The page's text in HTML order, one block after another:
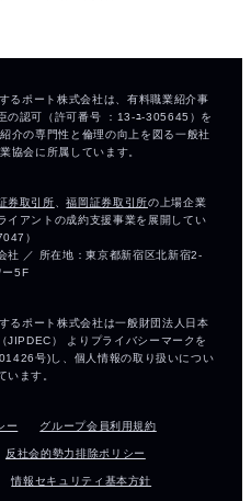
ー グループ会員利用規約
反社会的勢力排除ポリシー
情報セキュリティ基本方針